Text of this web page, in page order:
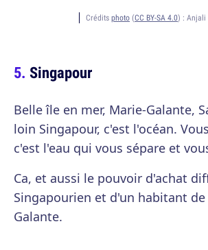
Crédits photo (CC BY-SA 4.0) : Anjali
Singapour
Belle île en mer, Marie-Galante,
loin Singapour, c'est l'océan.
c'est l'eau qui vous sépare et
Ca, et aussi le pouvoir d'achat
Singapourien et d'un habitant de
Galante.